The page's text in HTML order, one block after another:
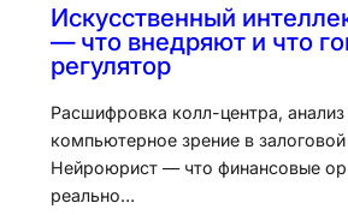
Искусственный
— что внедряют и что
регулятор
Расшифровка колл-центра,
компьютерное зрение в
Нейроюрист — что финансовые
реально…